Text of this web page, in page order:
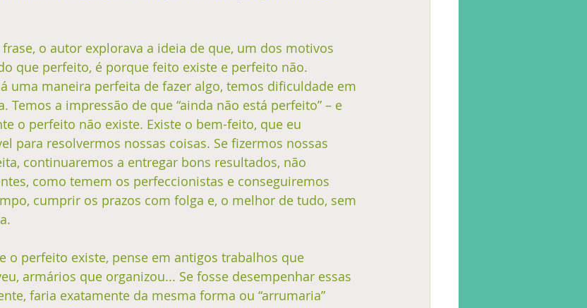
o autor explorava a ideia de que, um dos motivos
que perfeito, é porque feito existe e perfeito não.
uma maneira perfeita de fazer algo, temos dificuldade em
Temos a impressão de que “ainda não está perfeito” – e
o perfeito não existe. Existe o bem-feito, que eu
para resolvermos nossas coisas. Se fizermos nossas
continuaremos a entregar bons resultados, não
como temem os perfeccionistas e conseguiremos
cumprir os prazos com folga e, o melhor de tudo, sem
o perfeito existe, pense em antigos trabalhos que
armários que organizou... Se fosse desempenhar essas
faria exatamente da mesma forma ou “arrumaria”